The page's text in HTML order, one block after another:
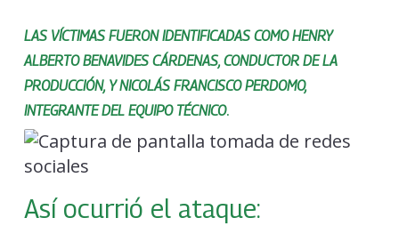
LAS VÍCTIMAS FUERON IDENTIFICADAS COMO HENRY
ALBERTO BENAVIDES CÁRDENAS, CONDUCTOR DE LA
PRODUCCIÓN, Y NICOLÁS FRANCISCO PERDOMO,
INTEGRANTE DEL EQUIPO TÉCNICO.
Así ocurrió el ataque: